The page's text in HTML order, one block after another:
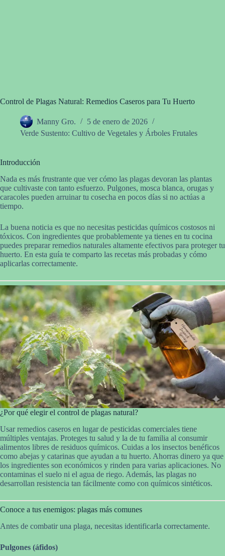
Control de Plagas Natural: Remedios Caseros para Tu Huerto
Manny Gro.
5 de enero de 2026
Verde Sustento: Cultivo de Vegetales y Árboles Frutales
Introducción
Nada es más frustrante que ver cómo las plagas devoran las plantas
que cultivaste con tanto esfuerzo. Pulgones, mosca blanca, orugas y
caracoles pueden arruinar tu cosecha en pocos días si no actúas a
tiempo.
La buena noticia es que no necesitas pesticidas químicos costosos ni
tóxicos. Con ingredientes que probablemente ya tienes en tu cocina
puedes preparar remedios naturales altamente efectivos para proteger tu
huerto. En esta guía te comparto las recetas más probadas y cómo
aplicarlas correctamente.
¿Por qué elegir el control de plagas natural?
Usar remedios caseros en lugar de pesticidas comerciales tiene
múltiples ventajas. Proteges tu salud y la de tu familia al consumir
alimentos libres de residuos químicos. Cuidas a los insectos benéficos
como abejas y catarinas que ayudan a tu huerto. Ahorras dinero ya que
los ingredientes son económicos y rinden para varias aplicaciones. No
contaminas el suelo ni el agua de riego. Además, las plagas no
desarrollan resistencia tan fácilmente como con químicos sintéticos.
Conoce a tus enemigos: plagas más comunes
Antes de combatir una plaga, necesitas identificarla correctamente.
Pulgones (áfidos)